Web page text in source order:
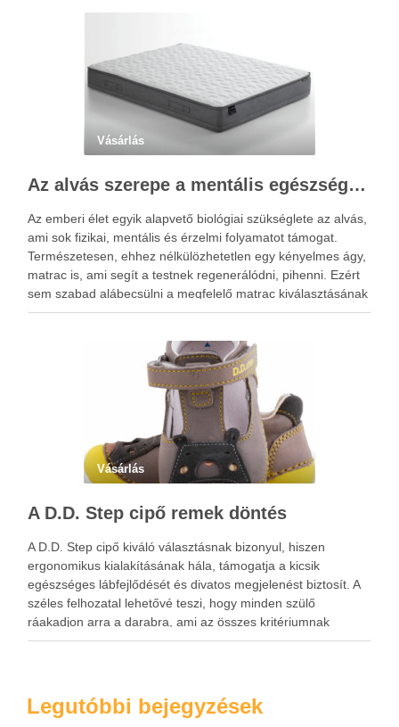
Vásárlás
Az alvás szerepe a mentális egészségben: Hogyan segíthet egy jó matrac?
Az emberi élet egyik alapvető biológiai szükséglete az alvás,
ami sok fizikai, mentális és érzelmi folyamatot támogat.
Természetesen, ehhez nélkülözhetetlen egy kényelmes ágy,
matrac is, ami segít a testnek regenerálódni, pihenni. Ezért
sem szabad alábecsülni a megfelelő matrac kiválasztásának
a fontosságát. Az alvás idején pihenésre kapcsol az agy és a
Vásárlás
A D.D. Step cipő remek döntés
A D.D. Step cipő kiváló választásnak bizonyul, hiszen
ergonomikus kialakításának hála, támogatja a kicsik
egészséges lábfejlődését és divatos megjelenést biztosít. A
széles felhozatal lehetővé teszi, hogy minden szülő
ráakadjon arra a darabra, ami az összes kritériumnak
megfelel. A D.D. Step cipő tartós és légáteresztő, ami annak
Legutóbbi bejegyzések